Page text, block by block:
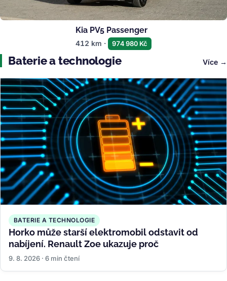
Kia PV5 Passenger
412 km · 974 980 Kč
Baterie a technologie Více
BATERIE A TECHNOLOGIE
Horko může starší elektromobil odstavit od
nabíjení. Renault Zoe ukazuje proč
9. 8. 2026 · 6 min čtení